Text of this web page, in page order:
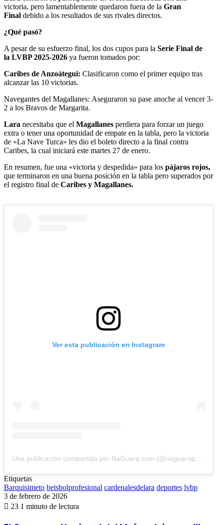
victoria, pero lamentablemente quedaron fuera de la Gran
Final debido a los resultados de sus rivales directos.
¿Qué pasó?
A pesar de su esfuerzo final, los dos cupos para la Serie Final de
la LVBP 2025-2026 ya fueron tomados por:
Caribes de Anzoátegui: Clasificaron como el primer equipo tras
alcanzar las 10 victorias.
Navegantes del Magallanes: Aseguraron su pase anoche al vencer 3-
2 a los Bravos de Margarita.
Lara necesitaba que el Magallanes perdiera para forzar un juego
extra o tener una oportunidad de empate en la tabla, pero la victoria
de «La Nave Turca» les dio el boleto directo a la final contra
Caribes, la cual iniciará este martes 27 de enero.
En resumen, fue una «victoria y despedida» para los pájaros rojos,
que terminaron en una buena posición en la tabla pero superados por
el registro final de Caribes y Magallanes.
Ver esta publicación en Instagram
Etiquetas
Barquisimeto beisbolprofesional cardenalesdelara deportes lvbp
3 de febrero de 2026
23 1 minuto de lectura